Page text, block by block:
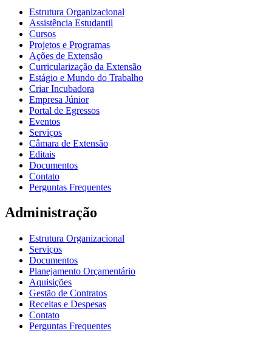
Estrutura Organizacional
Assistência Estudantil
Cursos
Projetos e Programas
Ações de Extensão
Curricularização da Extensão
Estágio e Mundo do Trabalho
Criar Incubadora
Empresa Júnior
Portal de Egressos
Eventos
Serviços
Câmara de Extensão
Editais
Documentos
Contato
Perguntas Frequentes
Administração
Estrutura Organizacional
Serviços
Documentos
Planejamento Orçamentário
Aquisições
Gestão de Contratos
Receitas e Despesas
Contato
Perguntas Frequentes